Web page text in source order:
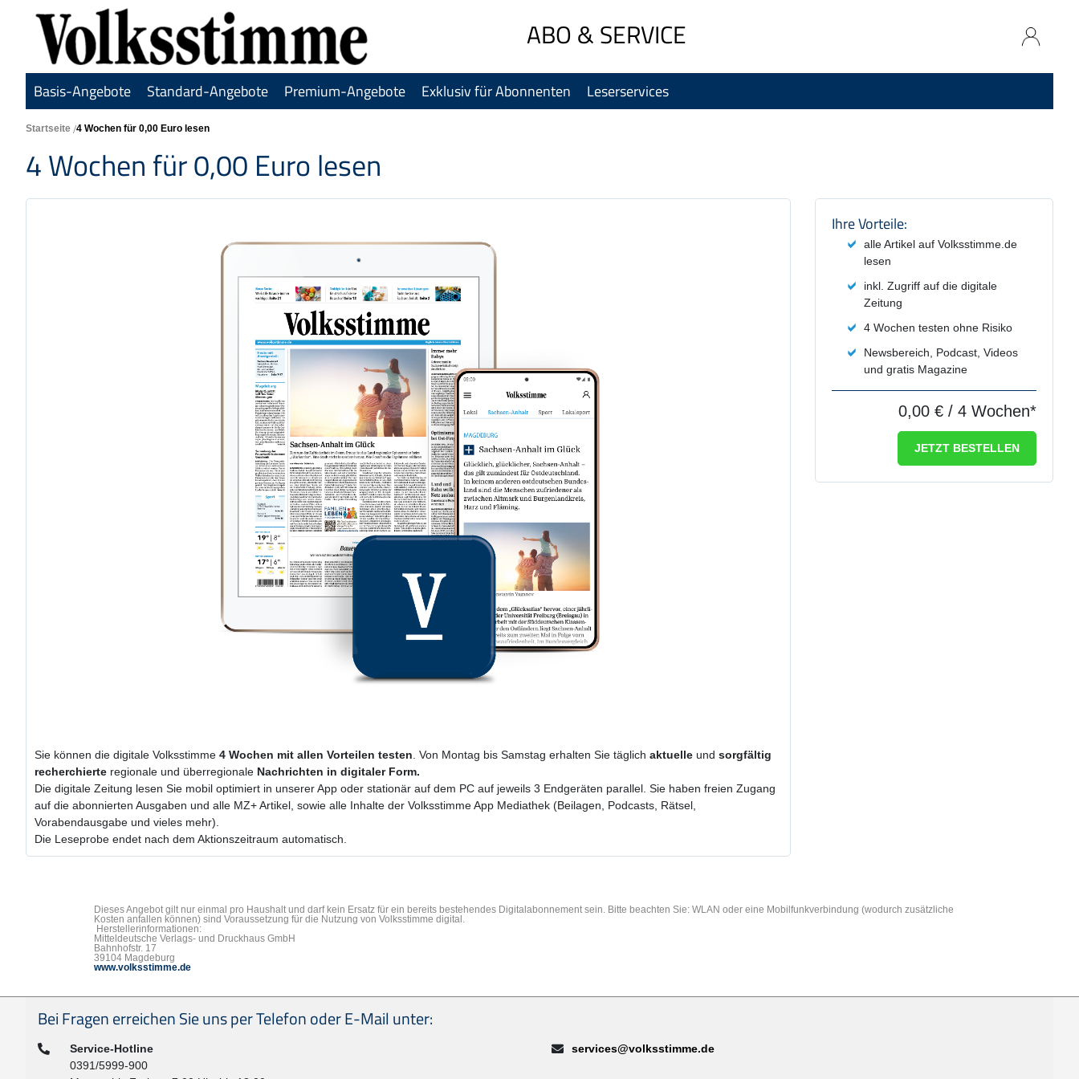
Navigation
zu:
ABO & SERVICE
Basis-Angebote Standard-Angebote Premium-Angebote Exklusiv für Abonnenten Leserservices
Startseite 4 Wochen für 0,00 Euro lesen
4 Wochen für 0,00 Euro lesen
Sie können die digitale Volksstimme 4 Wochen mit allen Vorteilen testen . Von Montag bis Samstag erhalten Sie täglich aktuelle und sorgfältig
recherchierte regionale und überregionale Nachrichten in digitaler Form.
Die digitale Zeitung lesen Sie mobil optimiert in unserer App oder stationär auf dem PC auf jeweils 3 Endgeräten parallel. Sie haben freien Zugang
auf die abonnierten Ausgaben und alle MZ+ Artikel, sowie alle Inhalte der Volksstimme App Mediathek (Beilagen, Podcasts, Rätsel,
Vorabendausgabe und vieles mehr).
Die Leseprobe endet nach dem Aktionszeitraum automatisch.
Produktzusammenfassung
Ihre Vorteile:
alle Artikel auf Volksstimme.de
lesen
inkl. Zugriff auf die digitale
Zeitung
4 Wochen testen ohne Risiko
Newsbereich, Podcast, Videos
und gratis Magazine
0,00 € / 4 Wochen*
JETZT BESTELLEN
Dieses Angebot gilt nur einmal pro Haushalt und darf kein Ersatz für ein bereits bestehendes Digitalabonnement sein. Bitte beachten Sie: WLAN oder eine Mobilfunkverbindung (wodurch zusätzliche
Kosten anfallen können) sind Voraussetzung für die Nutzung von Volksstimme digital.
Herstellerinformationen:
Mitteldeutsche Verlags- und Druckhaus GmbH
Bahnhofstr. 17
39104 Magdeburg
www.volksstimme.de
Seitenfußbereich
Bei Fragen erreichen Sie uns per Telefon oder E-Mail unter:
Telefon:Service-Hotline
0391/5999-900
E-Mail:services@volksstimme.de